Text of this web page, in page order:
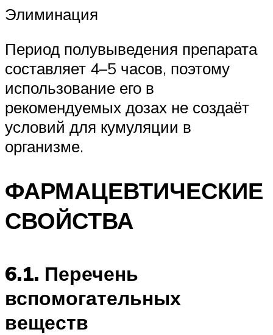
Элиминация
Период полувыведения препарата
составляет 4–5 часов, поэтому
использование его в
рекомендуемых дозах не создаёт
условий для кумуляции в
организме.
ФАРМАЦЕВТИЧЕСКИЕ
СВОЙСТВА
6.1. Перечень
вспомогательных
веществ